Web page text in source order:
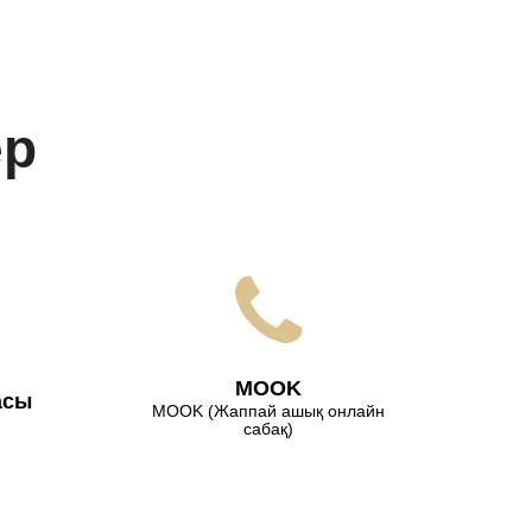
МООK
МООK (Жаппай ашық онлайн
сабақ)